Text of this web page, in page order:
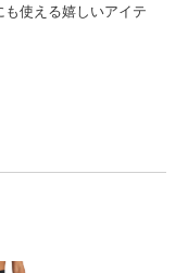
使える嬉しいアイテ